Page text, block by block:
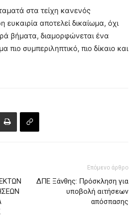
στα τείχη κανενός
ευκαιρία αποτελεί δικαίωμα, όχι
βήματα, διαμορφώνεται ένα
πιο συμπεριληπτικό, πιο δίκαιο και
Επόμενο άρθρο
ΔΠΕ Ξάνθης: Πρόσκληση για
υποβολή αιτήσεων
απόσπασης